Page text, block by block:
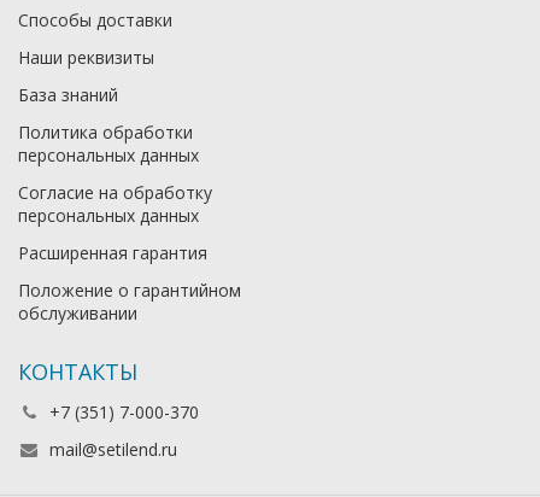
Способы доставки
Наши реквизиты
База знаний
Политика обработки
персональных данных
Согласие на обработку
персональных данных
Расширенная гарантия
Положение о гарантийном
обслуживании
КОНТАКТЫ
+7 (351) 7-000-370
mail@setilend.ru